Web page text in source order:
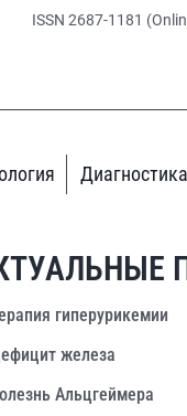
ISSN 2687-1181
Диагностика
гиперурикемии
железа
Альцгеймера